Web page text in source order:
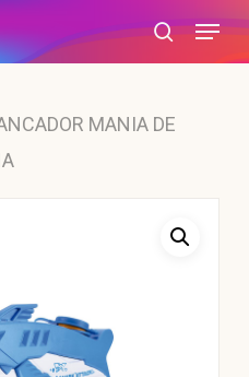
search
Menu
MANIA DE